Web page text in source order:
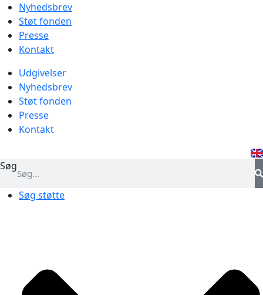
Nyhedsbrev
Støt fonden
Presse
Kontakt
Udgivelser
Nyhedsbrev
Støt fonden
Presse
Kontakt
Søg
Søg støtte